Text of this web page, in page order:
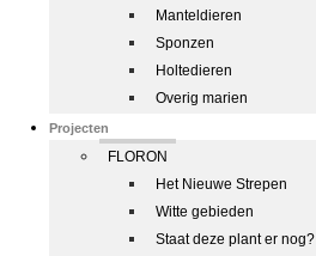
Manteldieren
Sponzen
Holtedieren
Overig marien
Projecten
FLORON
Het Nieuwe Strepen
Witte gebieden
Staat deze plant er nog?